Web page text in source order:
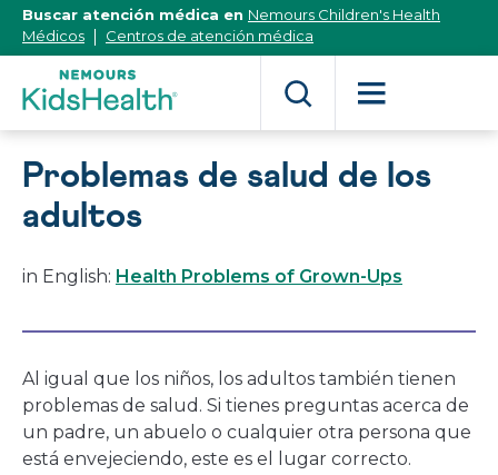
[Skip
Content]
Buscar atención médica en Nemours Children's Health
Médicos
Centros de atención médica
Problemas de salud de los
adultos
in English: Health Problems of Grown-Ups
Al igual que los niños, los adultos también tienen
problemas de salud. Si tienes preguntas acerca de
un padre, un abuelo o cualquier otra persona que
está envejeciendo, este es el lugar correcto.